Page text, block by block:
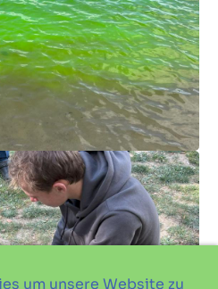
um unsere Website zu